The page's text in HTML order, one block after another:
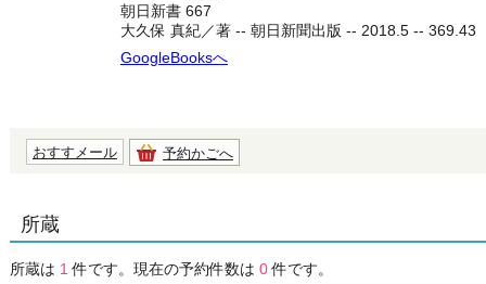
朝日新書 667
大久保 真紀／著 -- 朝日新聞出版 -- 2018.5 -- 369.43
GoogleBooksへ
おすすメール 予約かごへ
所蔵
所蔵は 1 件です。現在の予約件数は 0件です。